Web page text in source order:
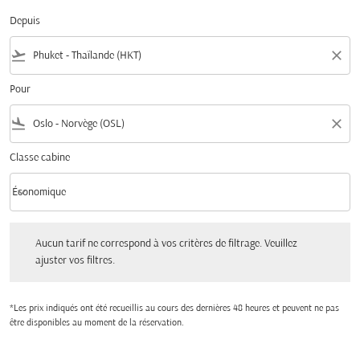
Depuis
flight_takeoff close
Pour
flight_land close
Classe cabine
Classe cabine option Économique Selected
Économique
keyboard_arrow_down
Aucun tarif ne correspond à vos critères de filtrage. Veuillez
ajuster vos filtres.
*Les prix indiqués ont été recueillis au cours des dernières 48 heures et peuvent ne pas
être disponibles au moment de la réservation.